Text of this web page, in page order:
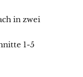
in zwei
1-5